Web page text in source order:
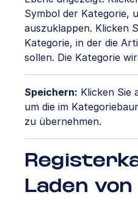
Symbol der Kategorie,
auszuklappen. Klicken
Kategorie, in der die
sollen. Die Kategorie
Speichern: Klicken Sie
um die im
zu übernehmen.
Laden von